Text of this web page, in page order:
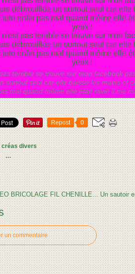
terrible se trouve sur mon facebook
surtout seul car elle baisse les mains et
mal quand même elle était ravie il me
Repost 0
créas divers
…
BRICOLAGE FIL CHENILLE... Un sautoir
un commentaire